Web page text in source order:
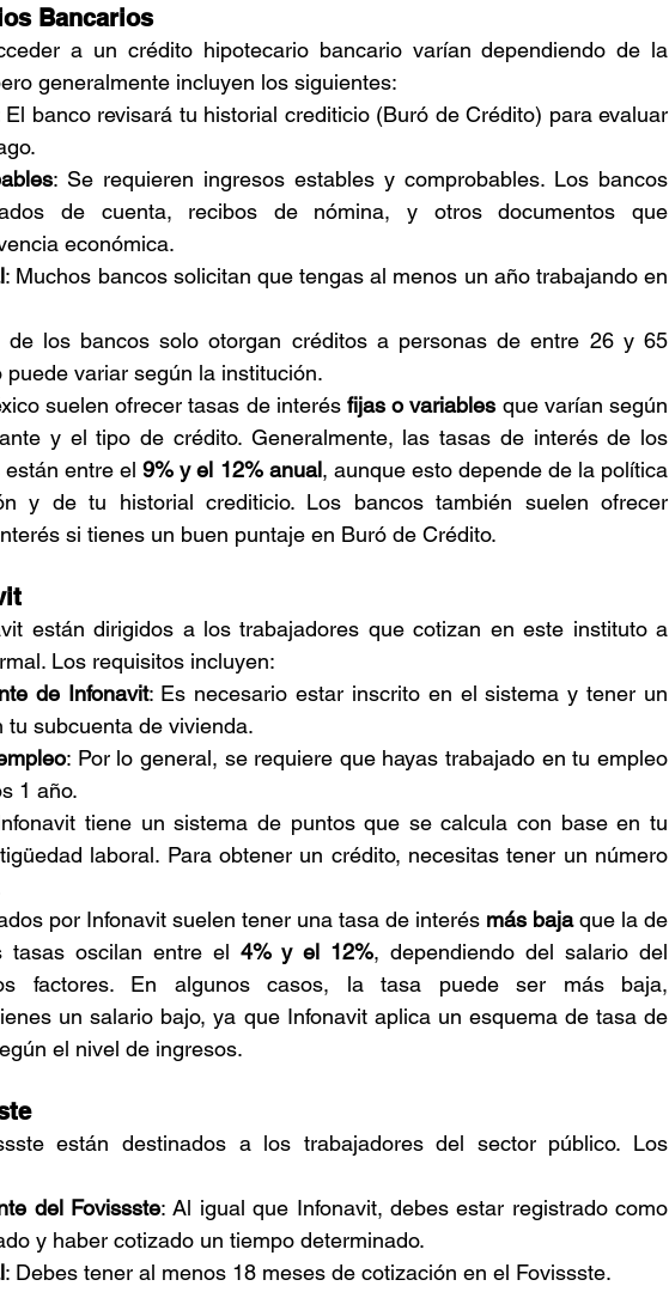
Bancarios
a un crédito hipotecario bancario varían dependiendo de la
generalmente incluyen los siguientes:
El banco revisará tu historial crediticio (Buró de Crédito) para evaluar
: Se requieren ingresos estables y comprobables. Los bancos
de cuenta, recibos de nómina, y otros documentos que
económica.
: Muchos bancos solicitan que tengas al menos un año trabajando en
de los bancos solo otorgan créditos a personas de entre 26 y 65
variar según la institución.
suelen ofrecer tasas de interés fijas o variables que varían según
y el tipo de crédito. Generalmente, las tasas de interés de los
están entre el 9% y el 12% anual, aunque esto depende de la política
y de tu historial crediticio. Los bancos también suelen ofrecer
si tienes un buen puntaje en Buró de Crédito.
están dirigidos a los trabajadores que cotizan en este instituto a
Los requisitos incluyen:
de Infonavit: Es necesario estar inscrito en el sistema y tener un
tu subcuenta de vivienda.
: Por lo general, se requiere que hayas trabajado en tu empleo
1 año.
tiene un sistema de puntos que se calcula con base en tu
laboral. Para obtener un crédito, necesitas tener un número
por Infonavit suelen tener una tasa de interés más baja que la de
tasas oscilan entre el 4% y el 12%, dependiendo del salario del
factores. En algunos casos, la tasa puede ser más baja,
un salario bajo, ya que Infonavit aplica un esquema de tasa de
el nivel de ingresos.
están destinados a los trabajadores del sector público. Los
del Fovissste: Al igual que Infonavit, debes estar registrado como
y haber cotizado un tiempo determinado.
: Debes tener al menos 18 meses de cotización en el Fovissste.